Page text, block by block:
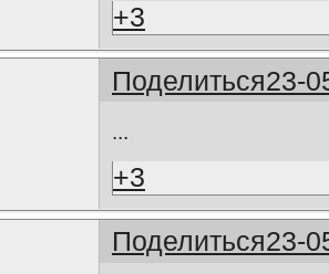
+3
Поделиться23-
...
+3
Поделиться23-